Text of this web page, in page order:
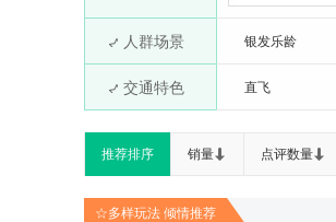
人群场景 银发乐龄
交通特色 直飞
推荐排序 销量 点评数量
☆多样玩法 倾情推荐